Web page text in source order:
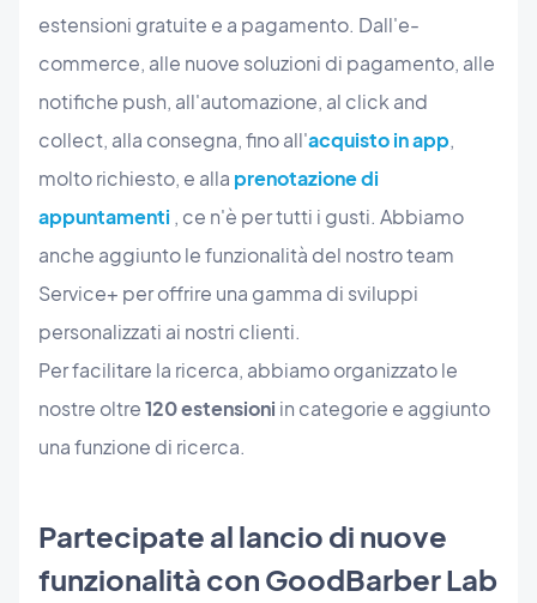
estensioni gratuite e a pagamento. Dall'e-
commerce, alle nuove soluzioni di pagamento, alle
notifiche push, all'automazione, al click and
collect, alla consegna, fino all'acquisto in app,
molto richiesto, e alla prenotazione di
appuntamenti , ce n'è per tutti i gusti. Abbiamo
anche aggiunto le funzionalità del nostro team
Service+ per offrire una gamma di sviluppi
personalizzati ai nostri clienti.
Per facilitare la ricerca, abbiamo organizzato le
nostre oltre120 estensioni in categorie e aggiunto
una funzione di ricerca.
Partecipate al lancio di nuove
funzionalità con GoodBarber Lab